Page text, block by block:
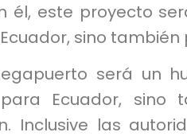
él, este proyecto
sino
será un
Ecuador, sino
Inclusive las